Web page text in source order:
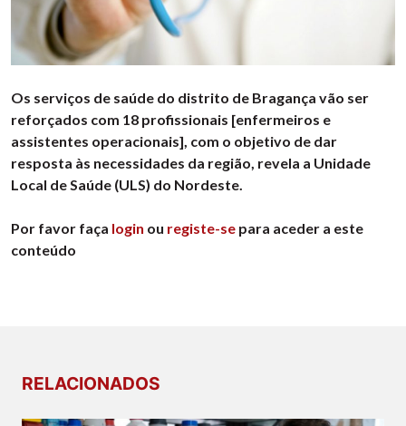
Os serviços de saúde do distrito de Bragança vão ser
reforçados com 18 profissionais [enfermeiros e
assistentes operacionais], com o objetivo de dar
resposta às necessidades da região, revela a Unidade
Local de Saúde (ULS) do Nordeste.
Por favor faça login ou registe-se para aceder a este
conteúdo
RELACIONADOS